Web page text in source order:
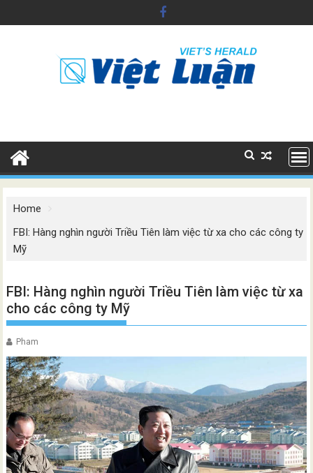
to
Home
FBI: Hàng nghìn người Triều Tiên làm việc từ xa cho các công ty
Mỹ
FBI: Hàng nghìn người Triều Tiên làm việc từ xa
cho các công ty Mỹ
Pham